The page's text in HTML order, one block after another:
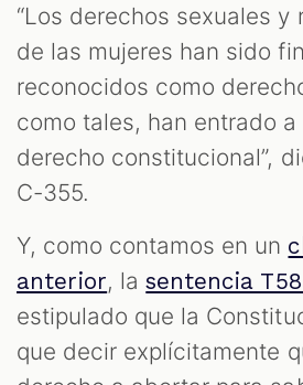
“Los derechos sexuales y
de las mujeres han sido
reconocidos como
como tales, han entrado
derecho constitucional”,
C-355.
Y, como contamos en un
anterior, lasentencia
estipulado que la
que decir explícitamente